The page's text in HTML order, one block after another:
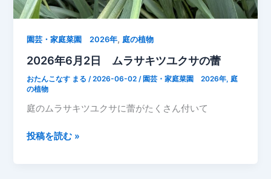
園芸・家庭菜園 2026年, 庭の植物
2026年6月2日 ムラサキツユクサの蕾
おたんこなす まる /2026-06-02 / 園芸・家庭菜園 2026年, 庭
の植物
庭のムラサキツユクサに蕾がたくさん付いて
2026
投稿を読む »